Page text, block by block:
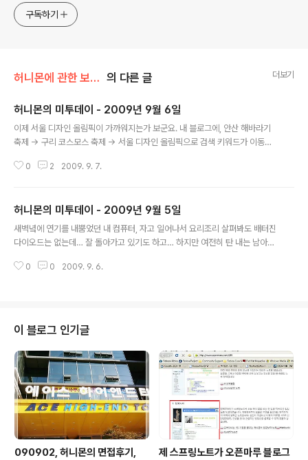
지켜봐주세요!! ^^
구독하기
허니몬에 관한 보고서/허니몬의 물병편지 의 다른 글 더보기
허니몬의 미투데이 - 2009년 9월 6일
이제 서울 디자인 올림픽이 가까워지는가 보군요. 내 블로그에, 안산 해바라기
축제 -> 구리 코스모스 축제 -> 서울 디자인 올림픽으로 검색 키워드가 이동중.
11:32:02요즘 일본만화(포켓몬스터, 원피스 등등)를 보고 있으면, 그 작가들이
게 거역하는 나는 건방진 피조물? 사실... 뭐 신을 믿지도 않지만. 어쨌든 만화가
는 자기 작품의 신인건 맞다.)2009-09-06 17:33:04'레고로 만들어진 집',
레고로 못하는 일이 없구나…!!(대단하다는 생각!!)2..
0 2 2009. 9. 7.
허니몬의 미투데이 - 2009년 9월 5일
새벽녘에 연기를 내뿜었던 내 컴퓨터, 자고 일어나서 요리조리 살펴봐도 배터진
다이오드는 없는데… 잘 돌아가고 있기도 하고… 하지만 여전히 탄 내는 남아있
도...!?)2009-09-05 07:13:23새벽 2시에 자고(잠을 설치면서), 7시에 일어
4:11봄싹 사람들과 친해지기; 스프링 프레임웍 공부하기; 취업하기; 컴퓨터 정
밀 점검.. 불나면 어쩌누!?(me2mobi..
0 0 2009. 9. 6.
이 블로그 인기글
090902, 허니몬의 면접후기,
제 스프링노트가 오픈마루 블로그